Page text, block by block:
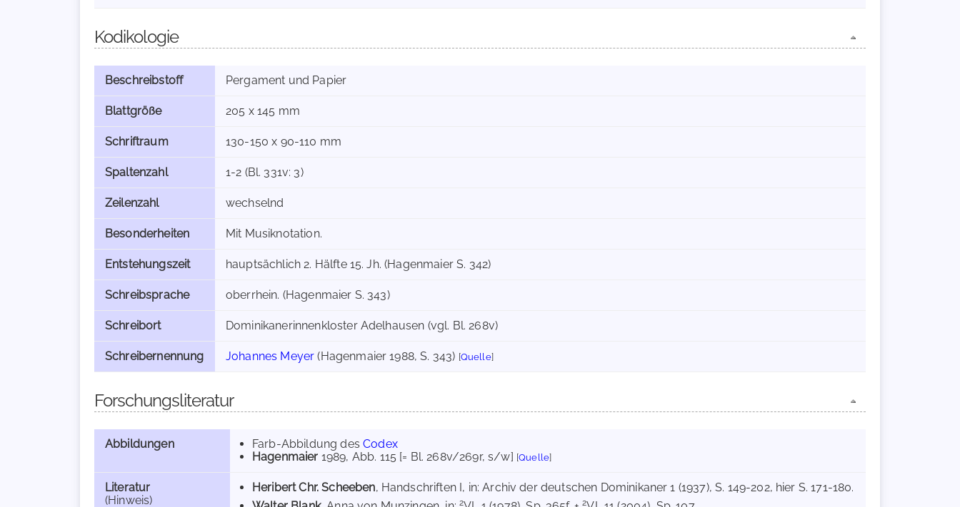
Kodikologie
Beschreibstoff Pergament und Papier
Blattgröße 205 x 145 mm
Schriftraum 130-150 x 90-110 mm
Spaltenzahl 1-2 (Bl. 331v: 3)
Zeilenzahl wechselnd
Besonderheiten Mit Musiknotation.
Entstehungszeit hauptsächlich 2. Hälfte 15. Jh. (Hagenmaier S. 342)
Schreibsprache oberrhein. (Hagenmaier S. 343)
Schreibort Dominikanerinnenkloster Adelhausen (vgl. Bl. 268v)
Schreibernennung Johannes Meyer (Hagenmaier 1988, S. 343) [Quelle]
Forschungsliteratur
Abbildungen Farb-Abbildung desCodex
Hagenmaier 1989, Abb. 115 [= Bl. 268v/269r, s/w] [Quelle]
Literatur
(Hinweis)
Heribert Chr. Scheeben, Handschriften I, in: Archiv der deutschen Dominikaner 1 (1937), S. 149-202, hier S. 171-180.
2 2